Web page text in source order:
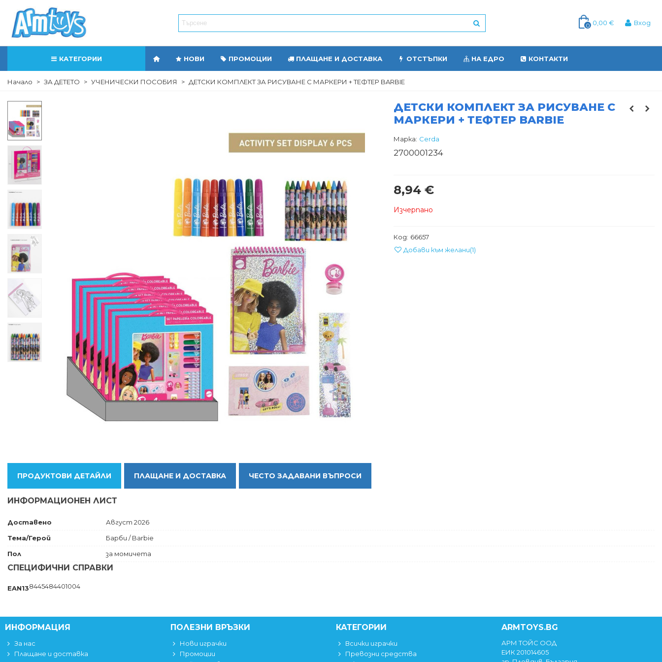
0 0,00 € Вход
КАТЕГОРИИ НОВИ ПРОМОЦИИ ПЛАЩАНЕ И ДОСТАВКА ОТСТЪПКИ НА ЕДРО КОНТАКТИ
Начало > ЗА ДЕТЕТО > УЧЕНИЧЕСКИ ПОСОБИЯ > ДЕТСКИ КОМПЛЕКТ ЗА РИСУВАНЕ С МАРКЕРИ + ТЕФТЕР BARBIE
ДЕТСКИ КОМПЛЕКТ ЗА РИСУВАНЕ С
МАРКЕРИ + ТЕФТЕР BARBIE
Марка: Cerda
2700001234
8,94 €
Изчерпано
Код: 66657
Добави към желани(1)
ПРОДУКТОВИ ДЕТАЙЛИ ПЛАЩАНЕ И ДОСТАВКА ЧЕСТО ЗАДАВАНИ ВЪПРОСИ
ИНФОРМАЦИОНЕН ЛИСТ
Доставено
Август 2026
Тема/Герой
Барби / Barbie
Пол
за момичета
СПЕЦИФИЧНИ СПРАВКИ
EAN138445484401004
ИНФОРМАЦИЯ
За нас
Плащане и доставка
ПОЛЕЗНИ ВРЪЗКИ
Нови играчки
Промоции
КАТЕГОРИИ
Всички играчки
Превозни средства
ARMTOYS.BG
АРМ ТОЙС ООД
ЕИК 201014605